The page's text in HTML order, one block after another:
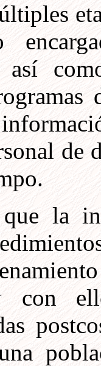
así
de
la
con